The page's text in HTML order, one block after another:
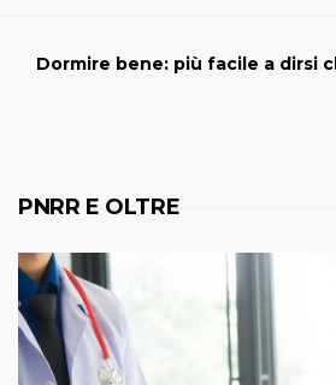
Dormire bene: più facile a dirsi
PNRR E OLTRE